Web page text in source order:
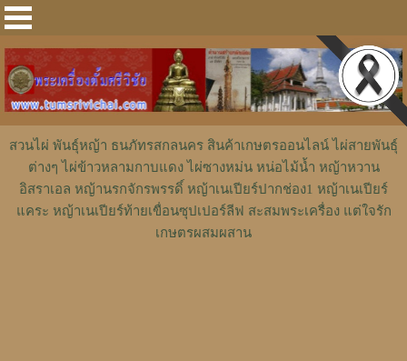
สวนไผ่ พันธุ์หญ้า ธนภัทรสกลนคร สินค้าเกษตรออนไลน์ ไผ่สายพันธุ์
ต่างๆ ไผ่ข้าวหลามกาบแดง ไผ่ซางหม่น หน่อไม้น้ำ หญ้าหวาน
อิสราเอล หญ้านรกจักรพรรดิ์ หญ้าเนเปียร์ปากช่อง1 หญ้าเนเปียร์
แคระ หญ้าเนเปียร์ท้ายเขื่อนซุปเปอร์ลีฟ สะสมพระเครื่อง แต่ใจรัก
เกษตรผสมผสาน